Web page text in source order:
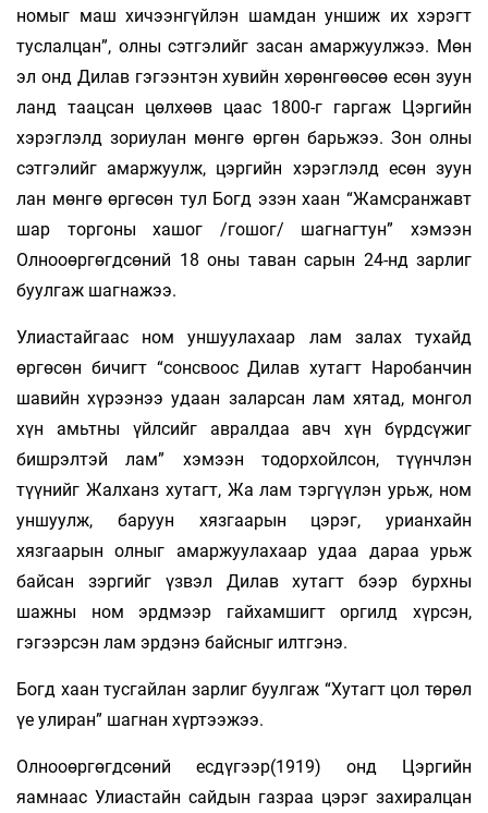
номыг маш хичээнгүйлэн шамдан уншиж их хэрэгт
туслалцан”, олны сэтгэлийг засан амаржуулжээ. Мөн
эл онд Дилав гэгээнтэн хувийн хөрөнгөөсөө есөн зуун
ланд таацсан цөлхөөв цаас 1800-г гаргаж Цэргийн
хэрэглэлд зориулан мөнгө өргөн барьжээ. Зон олны
сэтгэлийг амаржуулж, цэргийн хэрэглэлд есөн зуун
лан мөнгө өргөсөн тул Богд эзэн хаан “Жамсранжавт
шар торгоны хашог /гошог/ шагнагтун” хэмээн
Олнооөргөгдсөний 18 оны таван сарын 24-нд зарлиг
буулгаж шагнажээ.
Улиастайгаас ном уншуулахаар лам залах тухайд
өргөсөн бичигт “сонсвоос Дилав хутагт Наробанчин
шавийн хүрээнээ удаан заларсан лам хятад, монгол
хүн амьтны үйлсийг авралдаа авч хүн бүрдсүжиг
бишрэлтэй лам” хэмээн тодорхойлсон, түүнчлэн
түүнийг Жалханз хутагт, Жа лам тэргүүлэн урьж, ном
уншуулж, баруун хязгаарын цэрэг, урианхайн
хязгаарын олныг амаржуулахаар удаа дараа урьж
байсан зэргийг үзвэл Дилав хутагт бээр бурхны
шажны ном эрдмээр гайхамшигт оргилд хүрсэн,
гэгээрсэн лам эрдэнэ байсныг илтгэнэ.
Богд хаан тусгайлан зарлиг буулгаж “Хутагт цол төрөл
үе улиран” шагнан хүртээжээ.
Олнооөргөгдсөний есдүгээр(1919) онд Цэргийн
яамнаас Улиастайн сайдын газраа цэрэг захиралцан